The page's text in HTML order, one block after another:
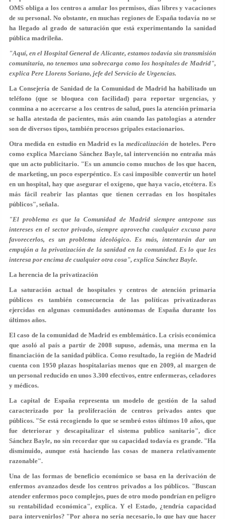
OMS obliga a los centros a anular los permisos, días libres y vacaciones
de su personal. No obstante, en muchas regiones de España todavía no se
ha llegado al grado de saturación que está experimentando la sanidad
pública madrileña.
"Aquí, en el Hospital General de Alicante, estamos todavía sin transmisión
comunitaria, no tenemos una sobrecarga como los hospitales de Madrid",
explica Pere Llorens Soriano, jefe del Servicio de Urgencias.
La Consejería de Sanidad de la Comunidad de Madrid ha habilitado un
teléfono (que se bloquea con facilidad) para reportar urgencias, y
conmina a no acercarse a los centros de salud, pues la atención primaria
se halla atestada de pacientes, más aún cuando las patologías a atender
son de diversos tipos, también procesos gripales estacionarios.
Otra medida en estudio en Madrid es lamedicalización de hoteles. Pero
como explica Marciano Sánchez Bayle, tal intervención no entraña más
que un acto publicitario. "Es un anuncio como muchos de los que hacen,
de marketing, un poco esperpéntico. Es casi imposible convertir un hotel
en un hospital, hay que asegurar el oxígeno, que haya vacío, etcétera. Es
más fácil reabrir las plantas que tienen cerradas en los hospitales
públicos", señala.
"El problema es que la Comunidad de Madrid siempre antepone sus
intereses en el sector privado, siempre aprovecha cualquier excusa para
favorecerlos, es un problema ideológico. Es más, intentarán dar un
empujón a la privatización de la sanidad en la comunidad. Es lo que les
interesa por encima de cualquier otra cosa", explica Sánchez Bayle.
La herencia de la privatización
La saturación actual de hospitales y centros de atención primaria
públicos es también consecuencia de las políticas privatizadoras
ejercidas en algunas comunidades autónomas de España durante los
últimos años.
El caso de la comunidad de Madrid es emblemático. La crisis económica
que asoló al país a partir de 2008 supuso, además, una merma en la
financiación de la sanidad pública. Como resultado, la región de Madrid
cuenta con 1950 plazas hospitalarias menos que en 2009, al margen de
un personal reducido en unos 3.300 efectivos, entre enfermeras, celadores
y médicos.
La capital de España representa un modelo de gestión de la salud
caracterizado por la proliferación de centros privados antes que
públicos. "Se está recogiendo lo que se sembró estos últimos 10 años, que
fue deteriorar y descapitalizarel sistema publico sanitario", dice
Sánchez Bayle, no sin recordar que su capacidad todavía es grande. "Ha
disminuido, aunque está haciendo las cosas de manera relativamente
razonable".
Una de las formas de beneficio económico se basa en la derivación de
enfermos avanzados desde los centros privados a los públicos. "Buscan
atender enfermos poco complejos, pues de otro modo pondrían en peligro
su rentabilidad económica", explica. Y el Estado, ¿tendría capacidad
para intervenirlos? "Por ahora no sería necesario, lo que hay que hacer